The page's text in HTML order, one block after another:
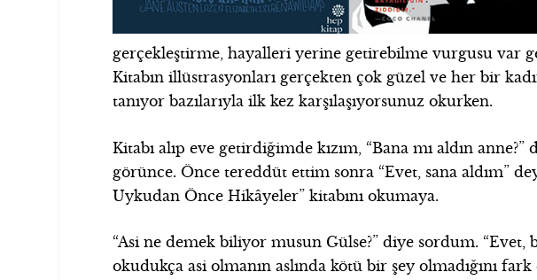
gerçekleştirme, hayalleri yerine getirebilme vurgusu var
Kitabın illüstrasyonları gerçekten çok güzel ve her bir
tanıyor bazılarıyla ilk kez karşılaşıyorsunuz okurken.
Kitabı alıp eve getirdiğimde kızım, “Bana mı aldın
görünce. Önce tereddüt ettim sonra “Evet, sana aldım”
Uykudan Önce Hikâyeler” kitabını okumaya.
“Asi ne demek biliyor musun Gülse?” diye sordum. “Evet,
okudukça asi olmanın aslında kötü bir şey olmadığını